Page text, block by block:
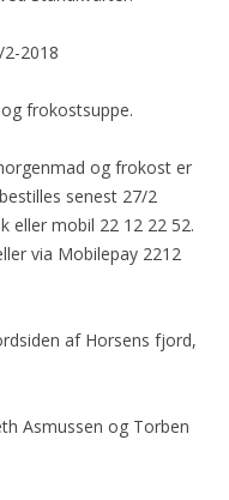
2018
frokostsuppe.
og frokost er
senest 27/2
eller mobil 22 12 22 52.
via Mobilepay 2212
af Horsens fjord,
Asmussen og Torben